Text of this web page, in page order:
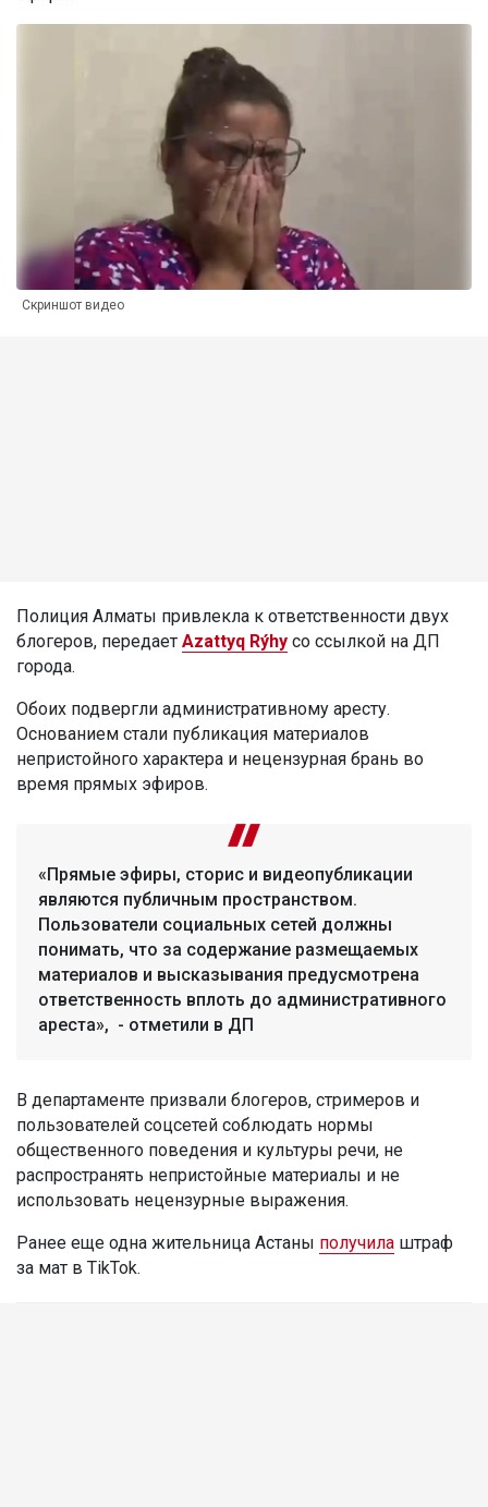
Скриншот видео
Полиция Алматы привлекла к ответственности двух
блогеров, передает Azattyq Rýhy со ссылкой на ДП
города.
Обоих подвергли административному аресту.
Основанием стали публикация материалов
непристойного характера и нецензурная брань во
время прямых эфиров.
«Прямые эфиры, сторис и видеопубликации
являются публичным пространством.
Пользователи социальных сетей должны
понимать, что за содержание размещаемых
материалов и высказывания предусмотрена
ответственность вплоть до административного
ареста», - отметили в ДП
В департаменте призвали блогеров, стримеров и
пользователей соцсетей соблюдать нормы
общественного поведения и культуры речи, не
распространять непристойные материалы и не
использовать нецензурные выражения.
Ранее еще одна жительница Астаны получила штраф
за мат в TikTok.